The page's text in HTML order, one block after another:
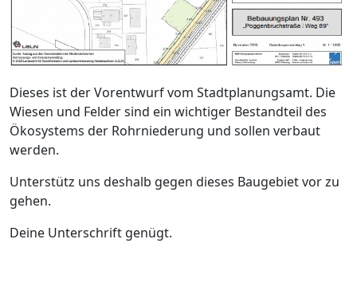
Dieses ist der Vorentwurf vom Stadtplanungsamt. Die
Wiesen und Felder sind ein wichtiger Bestandteil des
Ökosystems der Rohrniederung und sollen verbaut
werden.
Unterstütz uns deshalb gegen dieses Baugebiet vor zu
gehen.
Deine Unterschrift genügt.